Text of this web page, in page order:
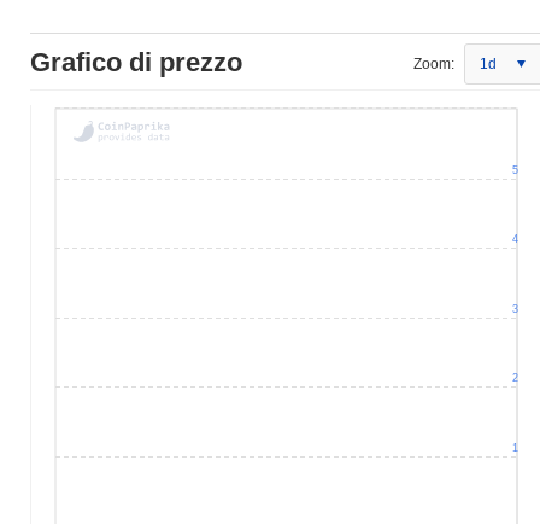
Grafico di prezzo Zoom: 1d
1
2
3
4
5